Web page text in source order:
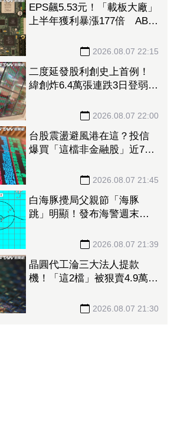
EPS飆5.53元！「載板大廠」
上半年獲利暴漲177倍 ABF
2026.08.07 22:15
二度延發股利創史上首例！
緯創炸6.4萬張連跌3日登弱勢
2026.08.07 22:00
台股震盪避風港在這？投信
爆買「這檔非金融股」近7千
2026.08.07 21:45
白海豚攪局父親節「海豚
跳」明顯！發布海警週末影
2026.08.07 21:39
晶圓代工淪三大法人提款
機！「這2檔」被狠賣4.9萬
2026.08.07 21:30